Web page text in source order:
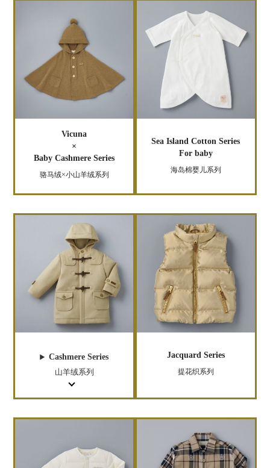
Vicuna
×
Baby Cashmere Series
骆马绒×小山羊绒系列
Sea Island Cotton Series
For baby
海岛棉婴儿系列
Cashmere Series
山羊绒系列
Jacquard Series
提花织系列